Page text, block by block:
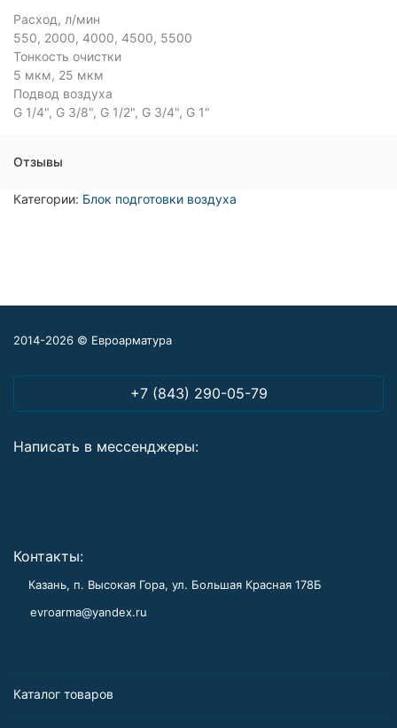
Расход, л/мин
550, 2000, 4000, 4500, 5500
Тонкость очистки
5 мкм, 25 мкм
Подвод воздуха
G 1/4", G 3/8", G 1/2", G 3/4", G 1"
Отзывы
Категории: Блок подготовки воздуха
2014-2026 © Евроарматура
+7 (843) 290-05-79
Написать в мессенджеры:
Контакты:
Казань, п. Высокая Гора, ул. Большая Красная 178Б
evroarma@yandex.ru
Каталог товаров